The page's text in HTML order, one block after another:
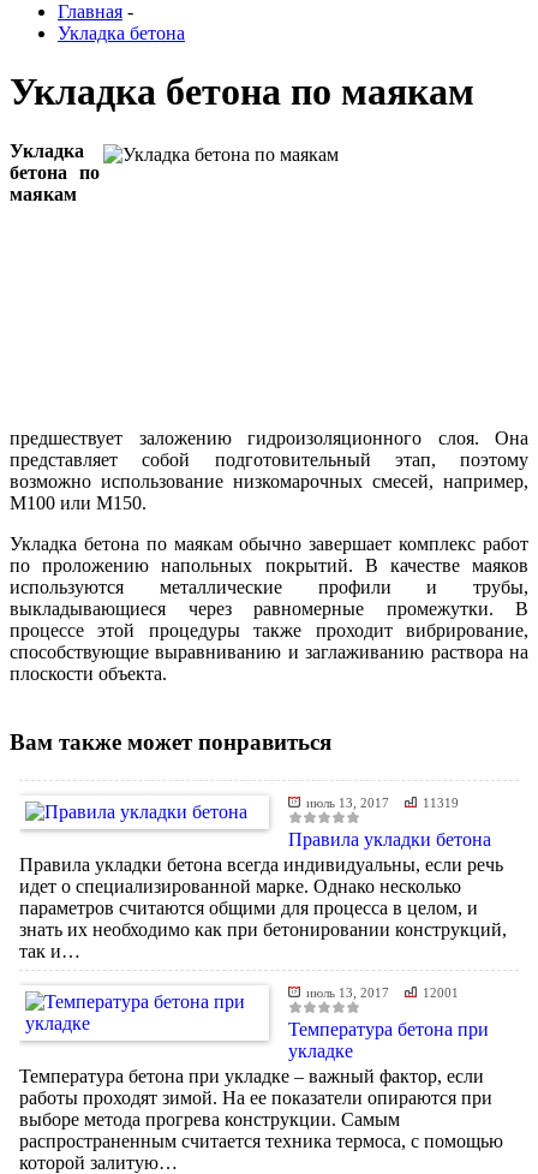
Главная -
Укладка бетона
Укладка бетона по маякам
Укладка
бетона по
маякам
предшествует заложению гидроизоляционного слоя. Она
представляет собой подготовительный этап, поэтому
возможно использование низкомарочных смесей, например,
М100 или М150.
Укладка бетона по маякам обычно завершает комплекс работ
по проложению напольных покрытий. В качестве маяков
используются металлические профили и трубы,
выкладывающиеся через равномерные промежутки. В
процессе этой процедуры также проходит вибрирование,
способствующие выравниванию и заглаживанию раствора на
плоскости объекта.
Вам также может понравиться
июль 13, 2017 11319
Правила укладки бетона
Правила укладки бетона всегда индивидуальны, если речь
идет о специализированной марке. Однако несколько
параметров считаются общими для процесса в целом, и
знать их необходимо как при бетонировании конструкций,
так и…
июль 13, 2017 12001
Температура бетона при
укладке
Температура бетона при укладке – важный фактор, если
работы проходят зимой. На ее показатели опираются при
выборе метода прогрева конструкции. Самым
распространенным считается техника термоса, с помощью
которой залитую…